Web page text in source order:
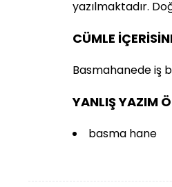
yazılmaktadır.
CÜMLE
Basmahanede iş
YANLIŞ YAZIM
basma hane